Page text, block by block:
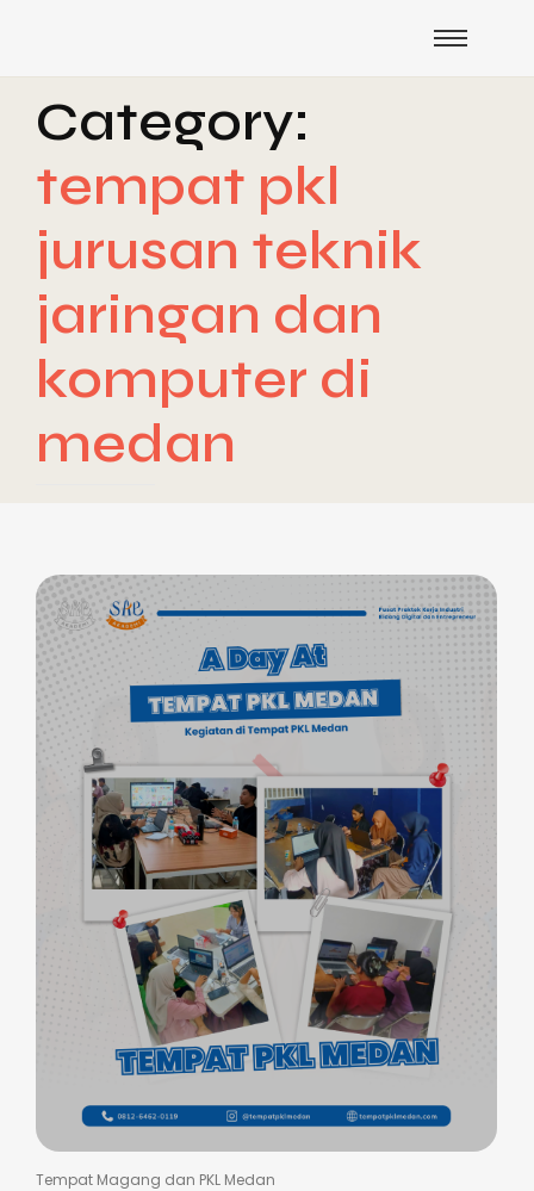
Category:
tempat pkl
jurusan teknik
jaringan dan
komputer di
medan
Tempat Magang dan PKL Medan